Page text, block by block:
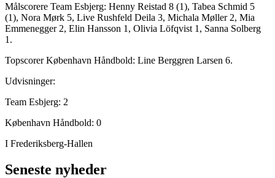
Målscorere Team Esbjerg: Henny Reistad 8 (1), Tabea Schmid 5
(1), Nora Mørk 5, Live Rushfeld Deila 3, Michala Møller 2, Mia
Emmenegger 2, Elin Hansson 1, Olivia Löfqvist 1, Sanna Solberg
1.
Topscorer København Håndbold: Line Berggren Larsen 6.
Udvisninger:
Team Esbjerg: 2
København Håndbold: 0
I Frederiksberg-Hallen
Seneste nyheder